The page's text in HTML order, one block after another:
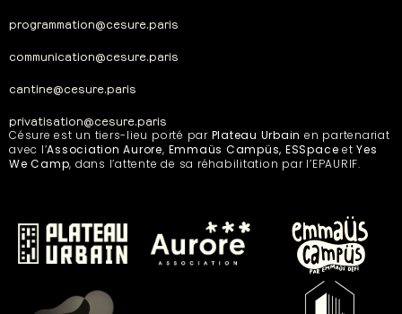
programmation@cesure.paris
communication@cesure.paris
cantine@cesure.paris
privatisation@cesure.paris
Césure est un tiers-lieu porté par Plateau Urbain en partenariat
avec l’Association Aurore, Emmaüs Campüs, ESSpaceetYes
We Camp, dans l’attente de sa réhabilitation par l’EPAURIF.